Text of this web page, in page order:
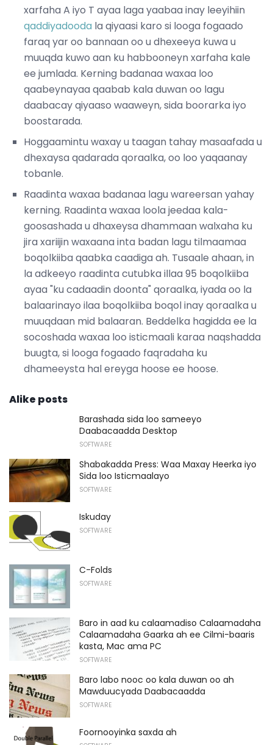
xarfaha A iyo T ayaa laga yaabaa inay leeyihiin
qaddiyadooda la qiyaasi karo si looga fogaado
faraq yar oo bannaan oo u dhexeeya kuwa u
muuqda kuwo aan ku habbooneyn xarfaha kale
ee jumlada. Kerning badanaa waxaa loo
qaabeynayaa qaabab kala duwan oo lagu
daabacay qiyaaso waaweyn, sida boorarka iyo
boostarada.
Hoggaamintu waxay u taagan tahay masaafada u
dhexaysa qadarada qoraalka, oo loo yaqaanay
tobanle.
Raadinta waxaa badanaa lagu wareersan yahay
kerning. Raadinta waxaa loola jeedaa kala-
goosashada u dhaxeysa dhammaan walxaha ku
jira xariijin waxaana inta badan lagu tilmaamaa
boqolkiiba qaabka caadiga ah. Tusaale ahaan, in
la adkeeyo raadinta cutubka illaa 95 boqolkiiba
ayaa "ku cadaadin doonta" qoraalka, iyada oo la
balaarinayo ilaa boqolkiiba boqol inay qoraalka u
muuqdaan mid balaaran. Beddelka hagidda ee la
socoshada waxaa loo isticmaali karaa naqshadda
buugta, si looga fogaado faqradaha ku
dhameeysta hal ereyga hoose ee hoose.
Alike posts
Barashada sida loo sameeyo
Daabacaadda Desktop
SOFTWARE
Shabakadda Press: Waa Maxay Heerka iyo
Sida loo Isticmaalayo
SOFTWARE
Iskuday
SOFTWARE
C-Folds
SOFTWARE
Baro in aad ku calaamadiso Calaamadaha
Calaamadaha Gaarka ah ee Cilmi-baaris
kasta, Mac ama PC
SOFTWARE
Baro labo nooc oo kala duwan oo ah
Mawduucyada Daabacaadda
SOFTWARE
Foornooyinka saxda ah